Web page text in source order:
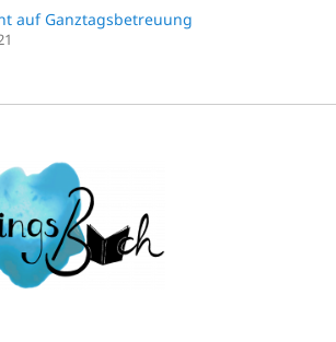
auf Ganztagsbetreuung